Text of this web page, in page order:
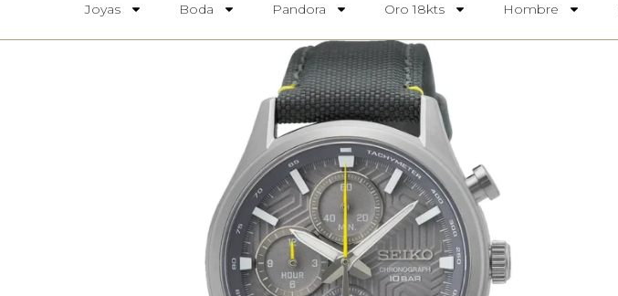
Joyas Boda Pandora Oro 18kts Hombre